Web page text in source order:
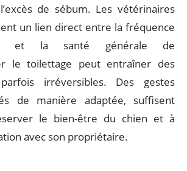
de sébum. Les vétérinaires
un lien direct entre la fréquence
et la santé générale de
le toilettage peut entraîner des
irréversibles. Des gestes
de manière adaptée, suffisent
le bien-être du chien et à
avec son propriétaire.